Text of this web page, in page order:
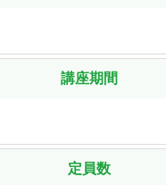
講座期間
定員数